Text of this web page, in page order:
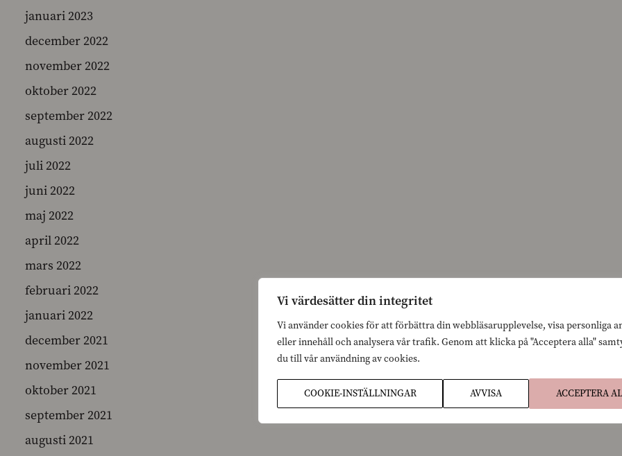
Vi värdesätter din integritet
Vi använder cookies för att förbättra din webbläsarupplevelse, visa personliga
eller innehåll och analysera vår trafik. Genom att klicka på "Acceptera alla"
du till vår användning av cookies.
COOKIE-INSTÄLLNINGAR AVVISA ACCEPTERA
januari 2023
december 2022
november 2022
oktober 2022
september 2022
augusti 2022
juli 2022
juni 2022
maj 2022
april 2022
mars 2022
februari 2022
januari 2022
december 2021
november 2021
oktober 2021
september 2021
augusti 2021